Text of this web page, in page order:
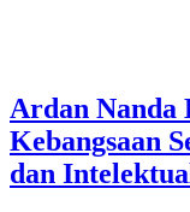
Ardan Nanda
Kebangsaan
dan